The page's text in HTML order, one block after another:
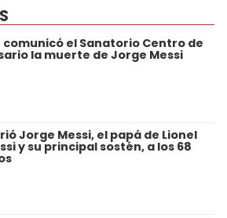
comunicó el Sanatorio Centro de
la muerte de Jorge Messi
Jorge Messi, el papá de Lionel
y su principal sostén, a los 68